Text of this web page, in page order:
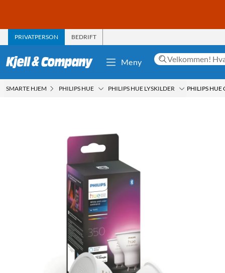
PRIVATPERSON BEDRIFT
Meny
SMARTE HJEM PHILIPS HUE PHILIPS HUE LYSKILDER